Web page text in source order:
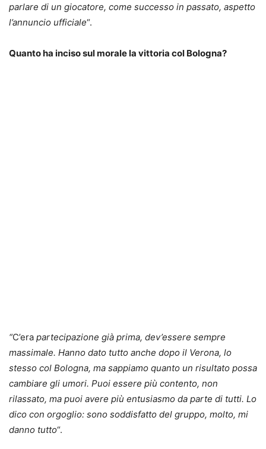
parlare di un giocatore, come successo in passato, aspetto
l’annuncio ufficiale“.
Quanto ha inciso sul morale la vittoria col Bologna?
“C’era partecipazione già prima, dev’essere sempre
massimale. Hanno dato tutto anche dopo il Verona, lo
stesso col Bologna, ma sappiamo quanto un risultato possa
cambiare gli umori. Puoi essere più contento, non
rilassato, ma puoi avere più entusiasmo da parte di tutti. Lo
dico con orgoglio: sono soddisfatto del gruppo, molto, mi
danno tutto“.